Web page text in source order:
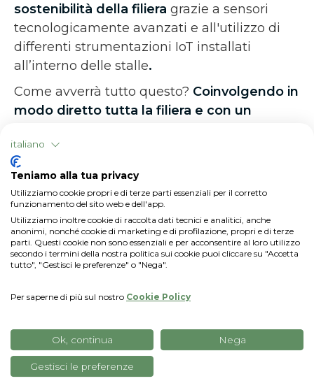
sostenibilità della filiera grazie a sensori
tecnologicamente avanzati e all'utilizzo di
differenti strumentazioni IoT installati
all’interno delle stalle.
Come avverrà tutto questo? Coinvolgendo in
modo diretto tutta la filiera e con un
allevatori
agli allevatori attraverso una serie di incontri
organizzati da Parmalat e dai responsabili di
filiera, con il supporto di xFarm.
Successivamente sono previste sessioni di
formazione per introdurre xFarm e le
principali funzioni dello strumento e attività
venga assimilata dagli allevatori.
Sviluppi futuri
Dopo la prima fase sperimentale, il progetto
prevede il monitoraggio di 100 stalle in una
italiano
Teniamo alla tua privacy
Utilizziamo cookie propri e di terze parti essenziali per il corretto
funzionamento del sito web e dell'app.
Utilizziamo inoltre cookie di raccolta dati tecnici e analitici, anche
anonimi, nonché cookie di marketing e di profilazione, propri e di terze
parti. Questi cookie non sono essenziali e per acconsentire al loro utilizzo
secondo i termini della nostra politica sui cookie puoi cliccare su "Accetta
tutto", "Gestisci le preferenze" o "Nega".
Per saperne di più sul nostro Cookie Policy
Ok, continua Nega
Gestisci le preferenze